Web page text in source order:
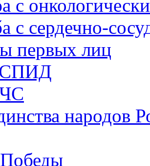
с
с сердечно-
первых лиц
народов